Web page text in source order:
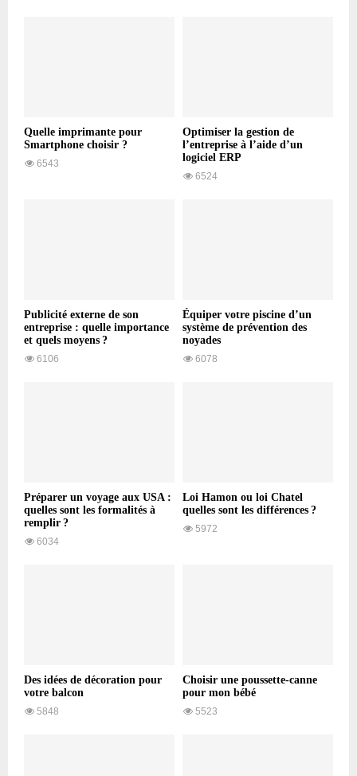
Quelle imprimante pour
Smartphone choisir ?
6543
Optimiser la gestion de
l’entreprise à l’aide d’un
logiciel ERP
6524
Publicité externe de son
entreprise : quelle importance
et quels moyens ?
6106
Équiper votre piscine d’un
système de prévention des
noyades
6078
Préparer un voyage aux USA :
quelles sont les formalités à
remplir ?
6034
Loi Hamon ou loi Chatel
quelles sont les différences ?
5972
Des idées de décoration pour
votre balcon
5848
Choisir une poussette-canne
pour mon bébé
5523